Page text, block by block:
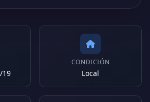
19
CONDICIÓN
Local